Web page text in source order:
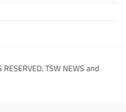
TSW NEWS and